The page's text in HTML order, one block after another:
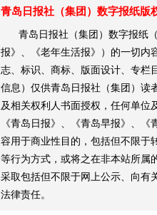
青岛日报社（集团）数字报纸版
青岛日报社（集团）数字报纸
报》、《老年生活报》）的一切内
志、标识、商标、版面设计、专栏
信息）仅供青岛日报社（集团）读
及相关权利人书面授权，任何单位
《青岛日报》、《青岛早报》、
容用于商业性目的，包括但不限于
等行为方式，或将之在非本站所属
采取包括但不限于网上公示、向有
法律责任。